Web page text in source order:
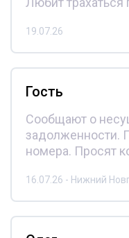
19.07.26
Гость
Сообщают о
задолженности.
номера. Просят
16.07.26 - Нижний